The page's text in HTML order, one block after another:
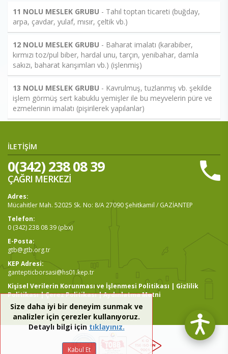
11 NOLU MESLEK GRUBU - Tahıl toptan ticareti (buğday,
arpa, çavdar, yulaf, mısır, çeltik vb.)
12 NOLU MESLEK GRUBU - Baharat imalatı (karabiber,
kırmızı toz/pul biber, hardal unu, tarçın, yenibahar, damla
sakızı, baharat karışımları vb.) (işlenmiş)
13 NOLU MESLEK GRUBU - Kavrulmuş, tuzlanmış vb. şekilde
işlem görmüş sert kabuklu yemişler ile bu meyvelerin püre ve
ezmelerinin imalatı (pişirilerek yapılanlar)
İLETİŞİM
0(342) 238 08 39
ÇAĞRI MERKEZİ
Adres:
Mücahitler Mah. 52025 Sk. No: 8/A 27090 Şehitkamil / GAZİANTEP
Telefon:
0 (342) 238 08 39 (pbx)
E-Posta:
gtb@gtb.org.tr
KEP Adresi:
gantepticborsasi@hs01.kep.tr
Kişisel Verilerin Korunması ve İşlenmesi Politikası | Gizlilik
Politikası|Çerez Politikası|Aydınlatma Metni
Size daha iyi bir deneyim sunmak ve
analizler için çerezler kullanıyoruz.
Detaylı bilgi içintıklayınız.
Kabul Et